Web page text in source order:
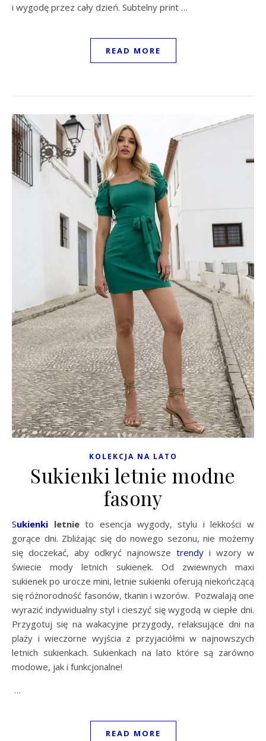
i wygodę przez cały dzień. Subtelny print …
READ MORE
KOLEKCJA NA LATO
Sukienki letnie modne
fasony
Sukienki letnieto esencja wygody, stylu i lekkości w
gorące dni. Zbliżając się do nowego sezonu, nie możemy
się doczekać, aby odkryć najnowsze trendy i wzory w
świecie mody letnich sukienek. Od zwiewnych maxi
sukienek po urocze mini, letnie sukienki oferują niekończącą
się różnorodność fasonów, tkanin i wzorów. Pozwalają one
wyrazić indywidualny styl i cieszyć się wygodą w ciepłe dni.
Przygotuj się na wakacyjne przygody, relaksujące dni na
plaży i wieczorne wyjścia z przyjaciółmi w najnowszych
letnich sukienkach. Sukienkach na lato które są zarówno
modowe, jak i funkcjonalne!
…
READ MORE